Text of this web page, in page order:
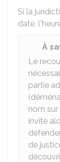
Si la
date,
À
Le
partie
nom sur
invite
de